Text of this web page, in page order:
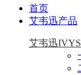
首页
艾韦迅产品
艾韦迅